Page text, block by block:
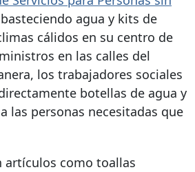
agua y kits de
cálidos en su centro de
en las calles del
los trabajadores sociales
botellas de agua y
las personas necesitadas que
artículos como toallas